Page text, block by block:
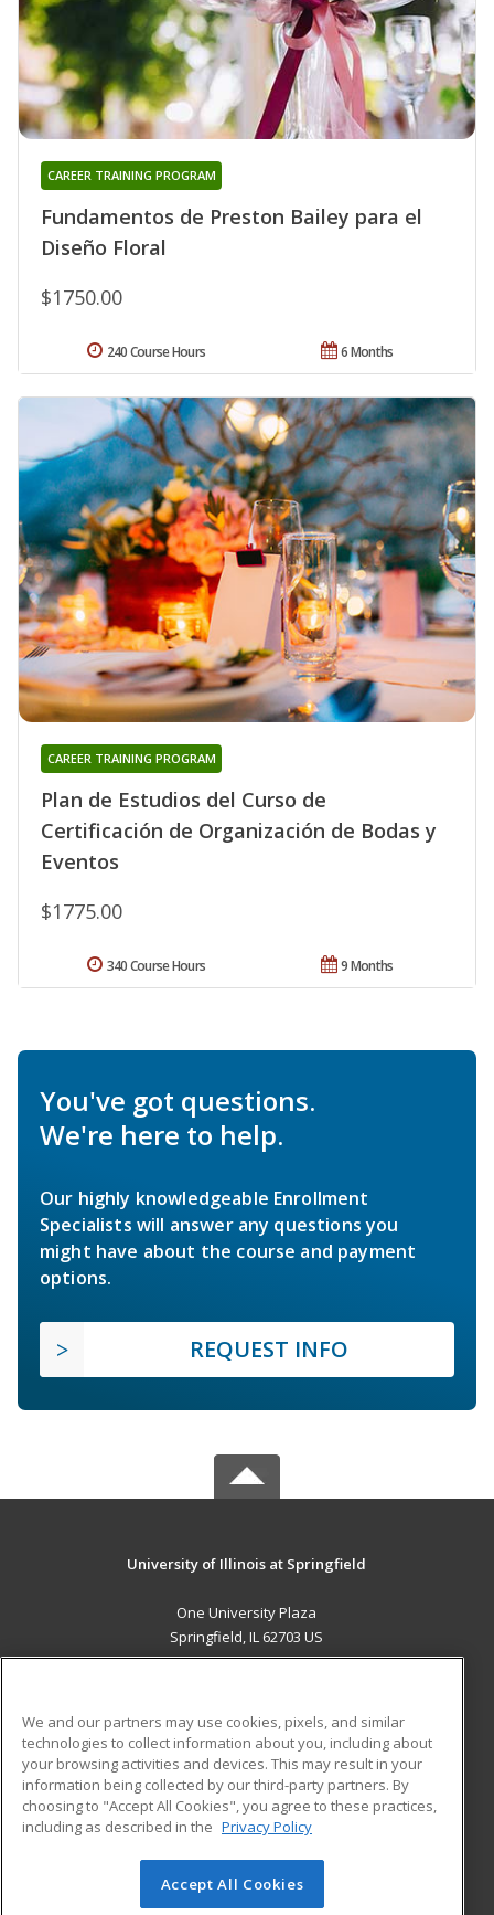
Fundamentos de Preston Bailey para el
Diseño Floral
CAREER TRAINING PROGRAM
$1750.00
6 Months
240 Course Hours
Plan de Estudios del Curso de
Certificación de Organización de Bodas y
Eventos
CAREER TRAINING PROGRAM
$1775.00
9 Months
340 Course Hours
You've got questions.
We're here to help.
Our highly knowledgeable Enrollment
Specialists will answer any questions you
might have about the course and payment
options.
REQUEST INFO
University of Illinois at Springfield
One University Plaza
Springfield, IL 62703 US
ADDITIONAL RESOURCES
Military
Financial Assistance
Help
Student Blog
© 2026 ed2go, a division of Cengage Learning. All rights
We and our partners may use cookies, pixels, and similar
technologies to collect information about you, including about
your browsing activities and devices. This may result in your
information being collected by our third-party partners. By
choosing to "Accept All Cookies", you agree to these practices,
including as described in the Privacy Policy
Accept All Cookies